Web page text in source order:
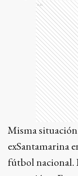
Ads
Misma
exSantamarina
fútbol nacional.